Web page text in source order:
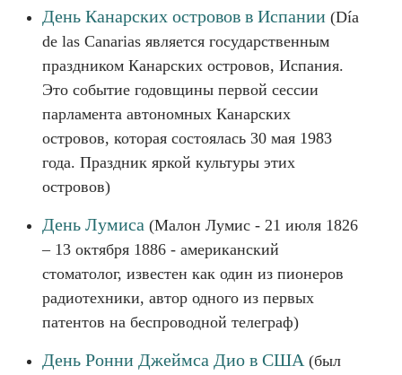
День Канарских островов в Испании (Día
de las Canarias является государственным
праздником Канарских островов, Испания.
Это событие годовщины первой сессии
парламента автономных Канарских
островов, которая состоялась 30 мая 1983
года. Праздник яркой культуры этих
островов)
День Лумиса (Малон Лумис - 21 июля 1826
– 13 октября 1886 - американский
стоматолог, известен как один из пионеров
радиотехники, автор одного из первых
патентов на беспроводной телеграф)
День Ронни Джеймса Дио в США(был